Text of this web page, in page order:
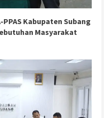
Kabupaten Subang
Masyarakat